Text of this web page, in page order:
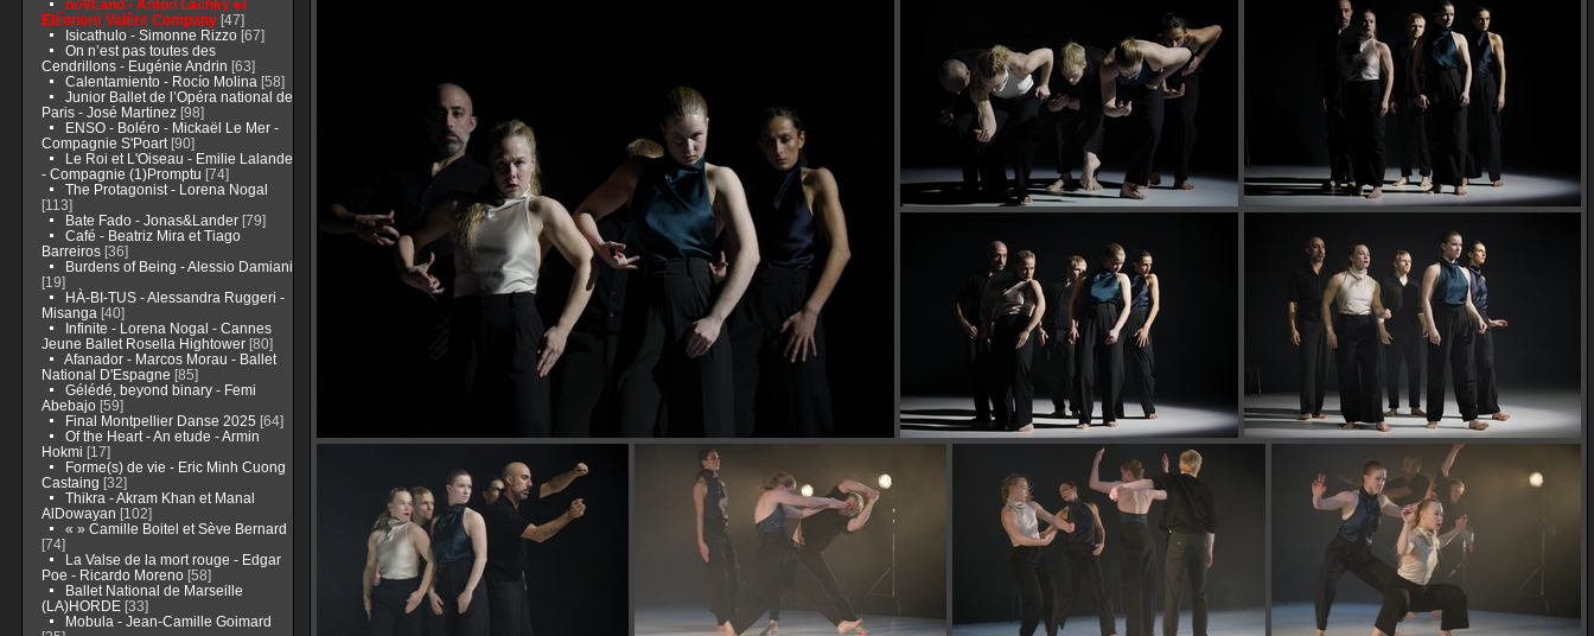
noVLand - Anton Lachky et
Eléonore Valère Company[47]
Isicathulo - Simonne Rizzo[67]
On n’est pas toutes des
Cendrillons - Eugénie Andrin [63]
Calentamiento - Rocío Molina [58]
Junior Ballet de l’Opéra national de
Paris - José Martinez[98]
ENSO - Boléro - Mickaël Le Mer -
Compagnie S'Poart [90]
Le Roi et L'Oiseau - Emilie Lalande
- Compagnie (1)Promptu [74]
The Protagonist - Lorena Nogal
[113]
Bate Fado - Jonas&Lander[79]
Café - Beatriz Mira et Tiago
Barreiros [36]
Burdens of Being - Alessio Damiani
[19]
HÀ-BI-TUS - Alessandra Ruggeri -
Misanga [40]
Infinite - Lorena Nogal - Cannes
Jeune Ballet Rosella Hightower[80]
Afanador - Marcos Morau - Ballet
National D'Espagne [85]
Gélédé, beyond binary - Femi
Abebajo[59]
Final Montpellier Danse 2025 [64]
Of the Heart - An etude - Armin
Hokmi [17]
Forme(s) de vie - Eric Minh Cuong
Castaing [32]
Thikra - Akram Khan et Manal
AlDowayan [102]
« » Camille Boitel et Sève Bernard
[74]
La Valse de la mort rouge - Edgar
Poe - Ricardo Moreno[58]
Ballet National de Marseille
(LA)HORDE[33]
Mobula - Jean-Camille Goimard